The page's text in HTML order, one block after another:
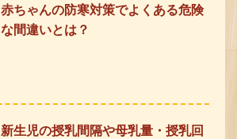
赤ちゃんの防寒対策でよくある危険
な間違いとは？
新生児の授乳間隔や母乳量・授乳回